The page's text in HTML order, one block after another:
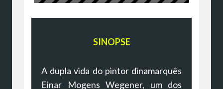
SINOPSE
A dupla vida do pintor dinamarquês
Einar Mogens Wegener, um dos